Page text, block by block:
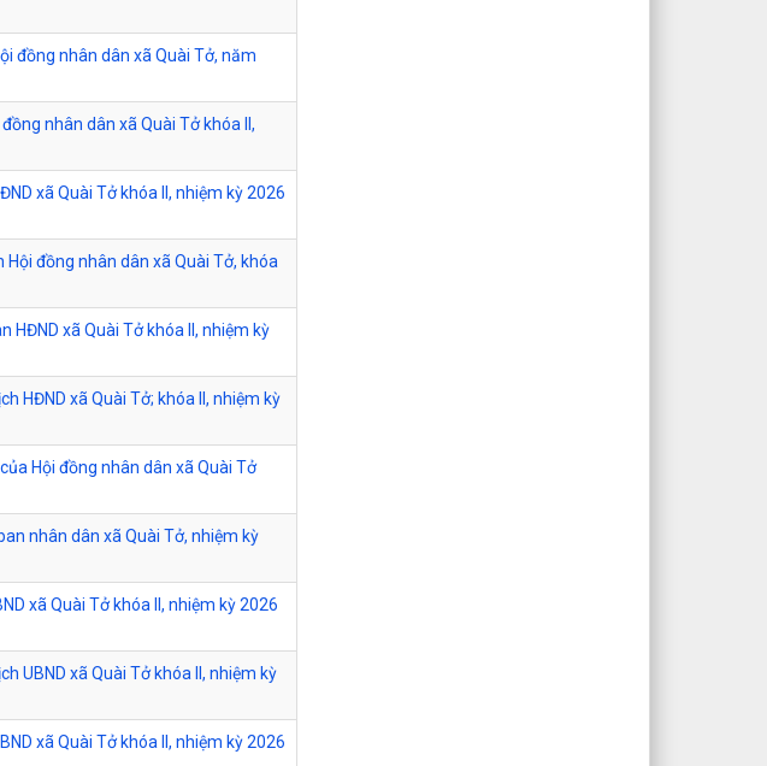
đồng nhân dân xã Quài Tở, năm
nhân dân xã Quài Tở khóa II,
xã Quài Tở khóa II, nhiệm kỳ 2026
đồng nhân dân xã Quài Tở, khóa
HĐND xã Quài Tở khóa II, nhiệm kỳ
HĐND xã Quài Tở; khóa II, nhiệm kỳ
Hội đồng nhân dân xã Quài Tở
nhân dân xã Quài Tở, nhiệm kỳ
xã Quài Tở khóa II, nhiệm kỳ 2026
UBND xã Quài Tở khóa II, nhiệm kỳ
xã Quài Tở khóa II, nhiệm kỳ 2026